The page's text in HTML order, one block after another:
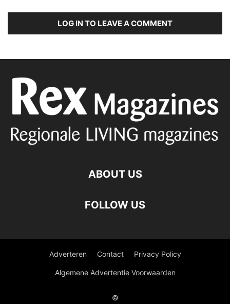
LOG IN TO LEAVE A COMMENT
ABOUT US
FOLLOW US
Adverteren Contact Privacy Policy
Algemene Advertentie Voorwaarden
©